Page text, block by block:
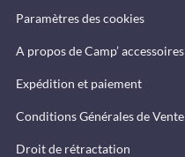
Paramètres des cookies
A propos de Camp’ accessoires
Expédition et paiement
Conditions Générales de Vente
Droit de rétractation